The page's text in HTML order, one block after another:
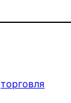
торговля